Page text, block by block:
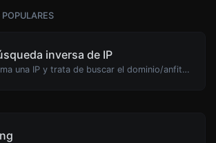
inversa de IP
Toma una IP y trata de buscar el dominio/anfitrión asociado a ella.